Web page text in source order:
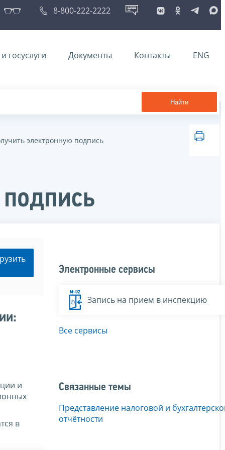
8-800-222-2222
госуслуги Документы Контакты ENG
Найти
электронную подпись
и
в
Электронные сервисы
Запись на прием в инспекцию
Все сервисы
Связанные темы
Представление налоговой и
отчётности